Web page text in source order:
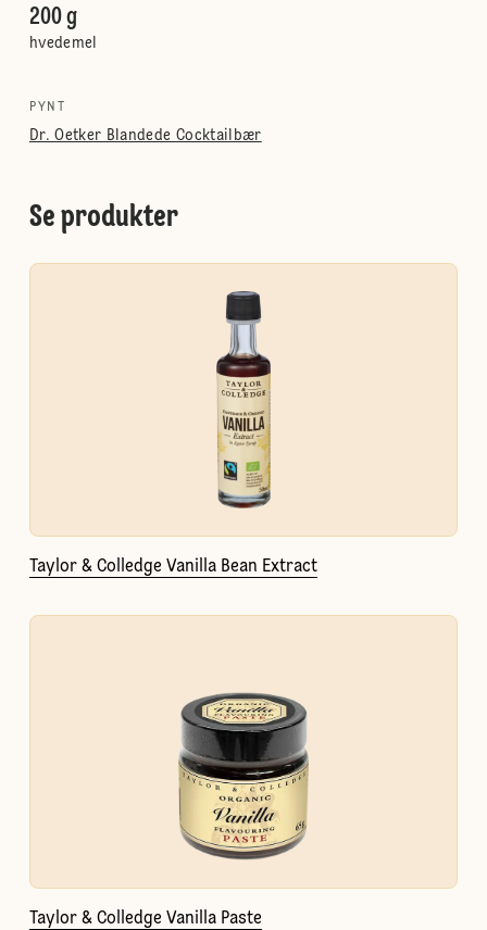
200 g
hvedemel
PYNT
Dr. Oetker Blandede Cocktailbær
Se produkter
Taylor & Colledge Vanilla Bean Extract
Taylor & Colledge Vanilla Paste